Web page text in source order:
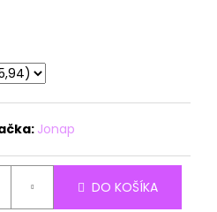
Jonap
DO KOŠÍKA